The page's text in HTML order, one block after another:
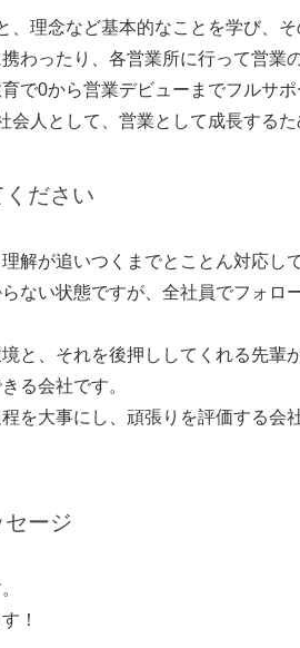
、理念など基本的なことを学び、
わったり、各営業所に行って営業
で0から営業デビューまでフルサポ
人として、営業として成長するた
ださい
解が追いつくまでとことん対応し
ない状態ですが、全社員でフォロ
と、それを後押ししてくれる先輩
る会社です。
を大事にし、頑張りを評価する会
ージ
！